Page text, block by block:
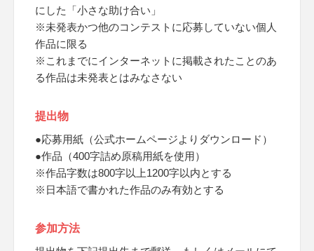
にした「小さな助け合い」
※未発表かつ他のコンテストに応募していない個人
作品に限る
※これまでにインターネットに掲載されたことのあ
る作品は未発表とはみなさない
提出物
●応募用紙（公式ホームページよりダウンロード）
●作品（400字詰め原稿用紙を使用）
※作品字数は800字以上1200字以内とする
※日本語で書かれた作品のみ有効とする
参加方法